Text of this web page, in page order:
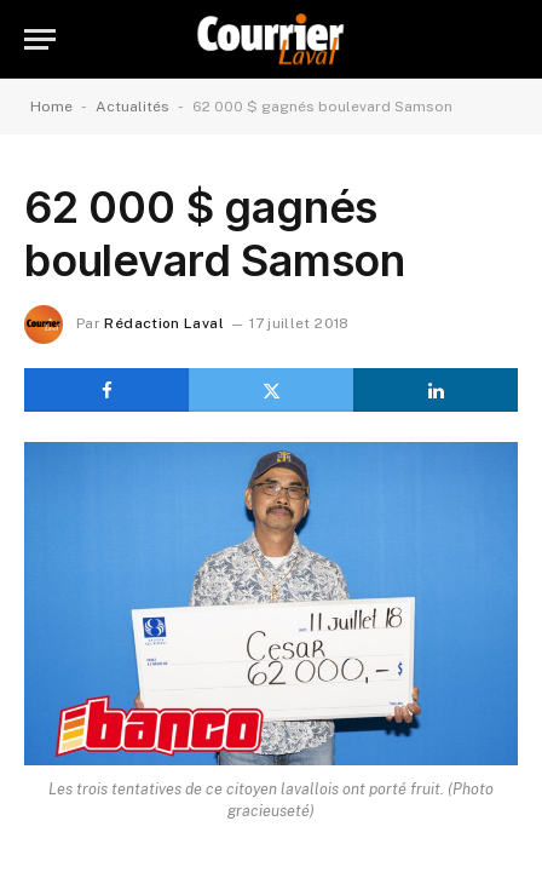
Home - Actualités - 62 000 $ gagnés boulevard Samson
62 000 $ gagnés
boulevard Samson
Par Rédaction Laval 17 juillet 2018
Les trois tentatives de ce citoyen lavallois ont porté fruit. (Photo
gracieuseté)